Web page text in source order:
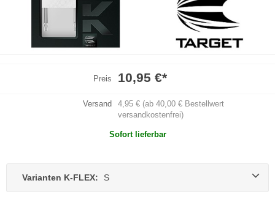
Preis 10,95 €*
Versand
4,95 € (ab 40,00 € Bestellwert
versandkostenfrei)
Sofort lieferbar
Varianten K-FLEX: S